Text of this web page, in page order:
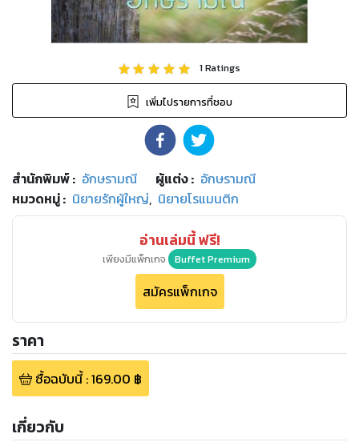
1Ratings
เพิ่มไปรายการที่ชอบ
สำนักพิมพ์: อักษรามณี ผู้แต่ง : อักษรามณี
หมวดหมู่: นิยายรักผู้ใหญ่, นิยายโรแมนติก
อ่านเล่มนี้ ฟรี!
เพียงมีแพ็กเกจ Buffet Premium
สมัครแพ็กเกจ
ราคา
ซื้อฉบับนี้:169.00 ฿
เกี่ยวกับ